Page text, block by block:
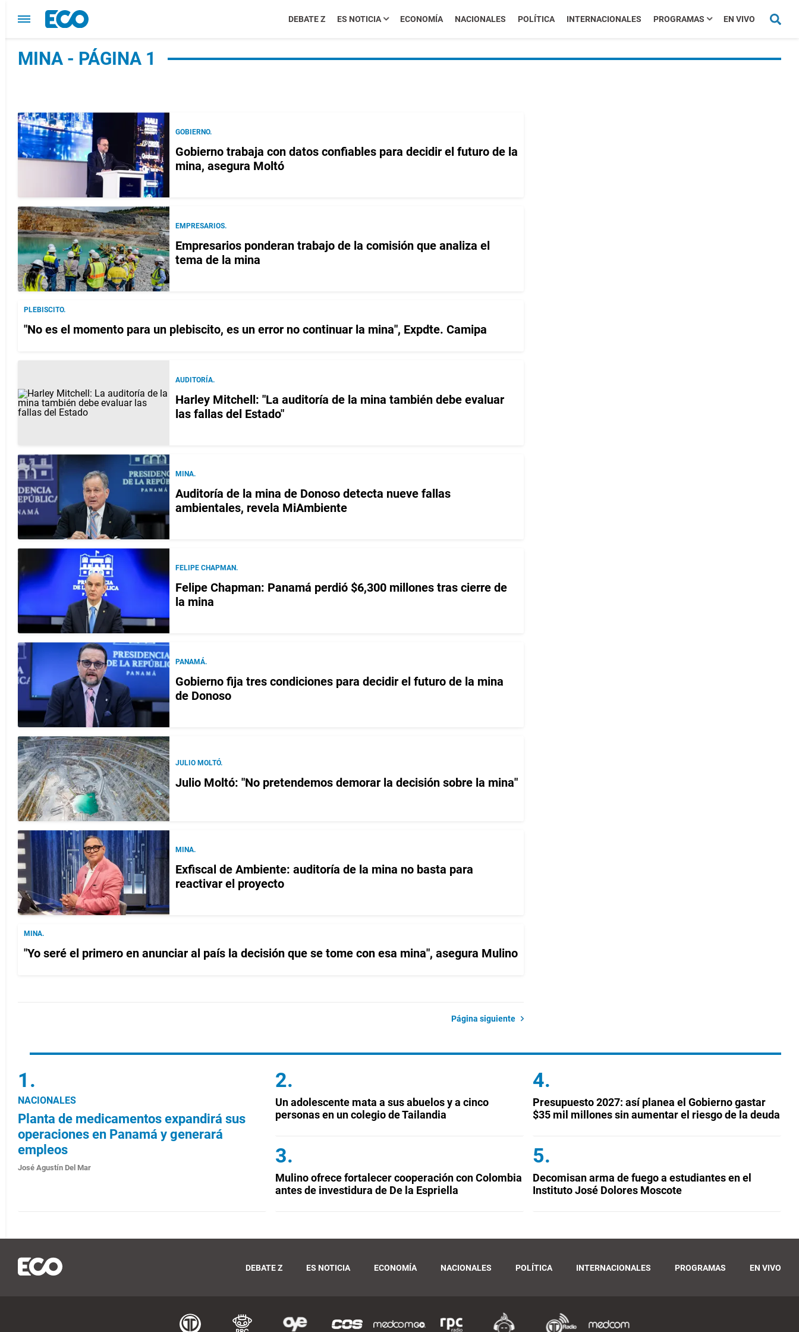
DEBATE Z ES NOTICIA ECONOMÍA NACIONALES POLÍTICA INTERNACIONALES PROGRAMAS EN VIVO
MINA - PÁGINA 1
GOBIERNO.
Gobierno trabaja con datos confiables para decidir el futuro de la
mina, asegura Moltó
EMPRESARIOS.
Empresarios ponderan trabajo de la comisión que analiza el
tema de la mina
PLEBISCITO.
"No es el momento para un plebiscito, es un error no continuar la mina", Expdte. Camipa
AUDITORÍA.
Harley Mitchell: "La auditoría de la mina también debe evaluar
las fallas del Estado"
MINA.
Auditoría de la mina de Donoso detecta nueve fallas
ambientales, revela MiAmbiente
FELIPE CHAPMAN.
Felipe Chapman: Panamá perdió $6,300 millones tras cierre de
la mina
PANAMÁ.
Gobierno fija tres condiciones para decidir el futuro de la mina
de Donoso
JULIO MOLTÓ.
Julio Moltó: "No pretendemos demorar la decisión sobre la mina"
MINA.
Exfiscal de Ambiente: auditoría de la mina no basta para
reactivar el proyecto
MINA.
"Yo seré el primero en anunciar al país la decisión que se tome con esa mina", asegura Mulino
Página siguiente
NACIONALES
Planta de medicamentos expandirá sus
operaciones en Panamá y generará
empleos
José Agustín Del Mar
Un adolescente mata a sus abuelos y a cinco
personas en un colegio de Tailandia
Mulino ofrece fortalecer cooperación con Colombia
antes de investidura de De la Espriella
Presupuesto 2027: así planea el Gobierno gastar
$35 mil millones sin aumentar el riesgo de la deuda
Decomisan arma de fuego a estudiantes en el
Instituto José Dolores Moscote
DEBATE Z ES NOTICIA ECONOMÍA NACIONALES POLÍTICA INTERNACIONALES PROGRAMAS EN VIVO